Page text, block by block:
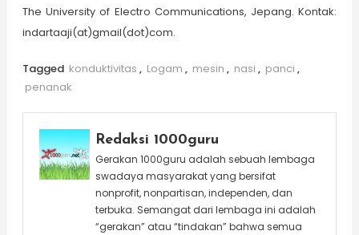
The University of Electro Communications, Jepang. Kontak:
indartaaji(at)gmail(dot)com.
Tagged konduktivitas , Logam , mesin , nasi , panci ,
penanak
Redaksi 1000guru
Gerakan 1000guru adalah sebuah lembaga
swadaya masyarakat yang bersifat
nonprofit, nonpartisan, independen, dan
terbuka. Semangat dari lembaga ini adalah
“gerakan” atau “tindakan” bahwa semua